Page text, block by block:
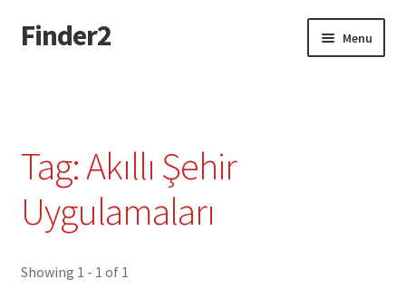
Skip
to
Skip
to
Finder2 Menu
Tag: Akıllı Şehir
Uygulamaları
Showing 1 - 1 of 1